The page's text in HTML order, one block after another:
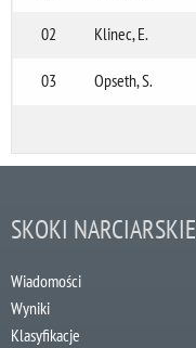
02 Klinec, E.
03 Opseth, S.
SKOKI NARCIARSKIE
Wiadomości
Wyniki
Klasyfikacje